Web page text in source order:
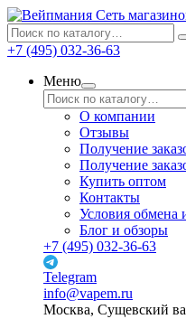
Сеть
+7 (495) 032-36-63
Меню
О компании
Отзывы
Получение
Получение
Купить оптом
Контакты
Условия обмена
Блог и обзоры
+7 (495) 032-36-63
Telegram
info@vapem.ru
Москва, Сущевский